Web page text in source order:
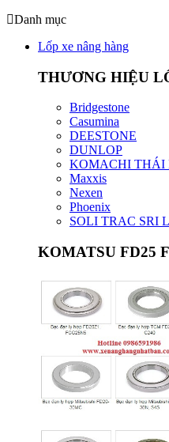
Danh mục
Lốp xe nâng hàng
THƯƠNG HIỆU
Bridgestone
Casumina
DEESTONE
DUNLOP
KOMACHI THÁI
Maxxis
Nexen
Phoenix
SOLI TRAC SRI
KOMATSU FD25